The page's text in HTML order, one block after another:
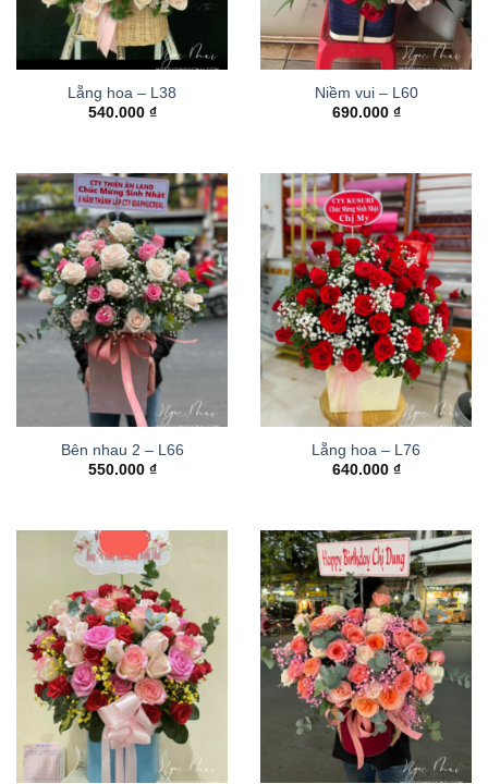
Lẵng hoa – L38
540.000 ₫
Niềm vui – L60
690.000 ₫
Bên nhau 2 – L66
550.000 ₫
Lẵng hoa – L76
640.000 ₫